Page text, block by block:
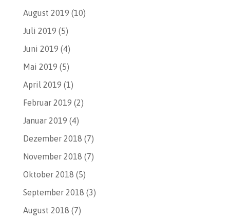
August 2019 (10)
Juli 2019 (5)
Juni 2019 (4)
Mai 2019 (5)
April 2019 (1)
Februar 2019 (2)
Januar 2019 (4)
Dezember 2018 (7)
November 2018 (7)
Oktober 2018 (5)
September 2018 (3)
August 2018 (7)